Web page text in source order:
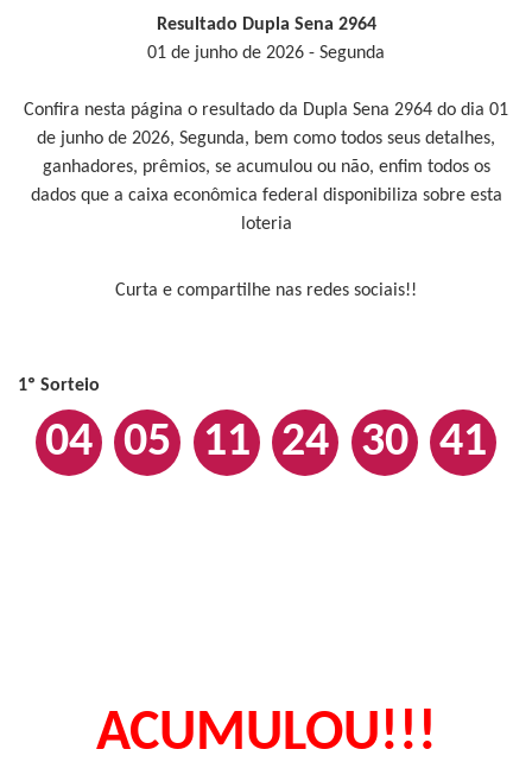
Resultado Dupla Sena 2964
01 de junho de 2026 - Segunda
Confira nesta página o resultado da Dupla Sena 2964 do dia 01
de junho de 2026, Segunda, bem como todos seus detalhes,
ganhadores, prêmios, se acumulou ou não, enfim todos os
dados que a caixa econômica federal disponibiliza sobre esta
loteria
Curta e compartilhe nas redes sociais!!
1º Sorteio
04 05 11 24 30 41
ACUMULOU!!!